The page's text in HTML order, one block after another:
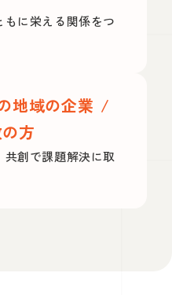
地域の企業 /
方
共創で課題解決に取
もに栄える関係をつ